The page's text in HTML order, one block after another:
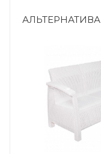
АЛЬТЕРНАТИВА